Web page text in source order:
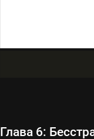
Глава 6: